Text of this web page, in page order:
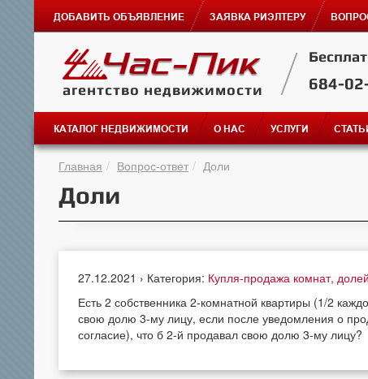
ДОБАВИТЬ ОБЪЯВЛЕНИЕ ЗАЯВКА РИЭЛТЕРУ
агентство недвижимости 684-
КАТАЛОГ НЕДВИЖИМОСТИ О НАС УСЛУГИ
Главная Вопрос-ответ Доли
Доли
27.12.2021 › Категория: Купля-продажа комнат, долей
Есть 2 собственника 2-комнатной квартиры (1/2
свою долю 3-му лицу, если после уведомления о
согласие), что б 2-й продавал свою долю 3-му лицу?